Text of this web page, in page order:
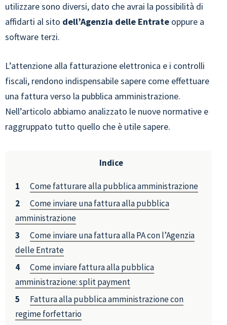
utilizzare sono diversi, dato che avrai la possibilità di
affidarti al sito dell’Agenzia delle Entrate oppure a
software terzi.
L’attenzione alla fatturazione elettronica e i controlli
fiscali, rendono indispensabile sapere come effettuare
una fattura verso la pubblica amministrazione.
Nell’articolo abbiamo analizzato le nuove normative e
raggruppato tutto quello che è utile sapere.
Indice
Come fatturare alla pubblica amministrazione
Come inviare una fattura alla pubblica
amministrazione
Come inviare una fattura alla PA con l’Agenzia
delle Entrate
Come inviare fattura alla pubblica
amministrazione: split payment
Fattura alla pubblica amministrazione con
regime forfettario